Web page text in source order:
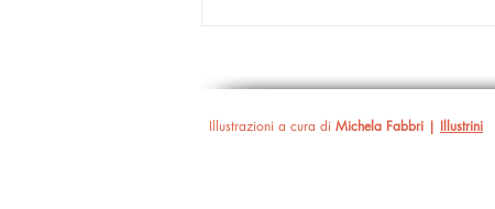
Illustrazioni a cura di Michela Fabbri | Illustrini